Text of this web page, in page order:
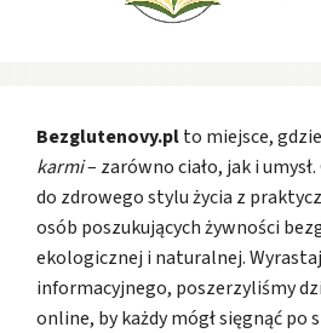
Bezglutenovy.plto miejsce, gdzie
karmi– zarówno ciało, jak i
do zdrowego stylu życia z
osób poszukujących żywności
ekologicznej i naturalnej.
informacyjnego, poszerzyliśmy
online, by każdy mógł sięgnąć